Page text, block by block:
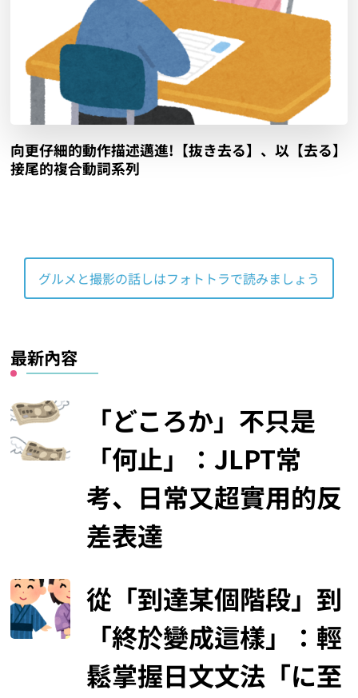
向更仔細的動作描述邁進!【寄り付く】、以【付く】
接尾的複合動詞系列
向更仔細的動作描述邁進!【抜き去る】、以【去る】
接尾的複合動詞系列
グルメと撮影の話しはフォトトラで読みましょう